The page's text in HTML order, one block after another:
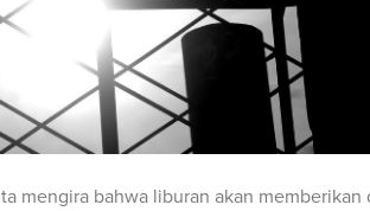
mengira bahwa liburan akan